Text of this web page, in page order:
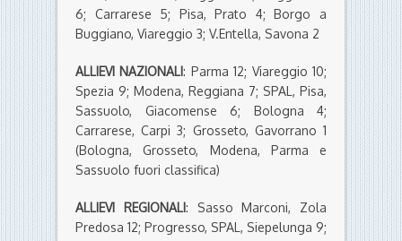
6; Carrarese 5; Pisa, Prato 4; Borgo a
Buggiano, Viareggio 3; V.Entella, Savona 2
ALLIEVI NAZIONALI: Parma 12; Viareggio 10;
Spezia 9; Modena, Reggiana 7; SPAL, Pisa,
Sassuolo, Giacomense 6; Bologna 4;
Carrarese, Carpi 3; Grosseto, Gavorrano 1
(Bologna, Grosseto, Modena, Parma e
Sassuolo fuori classifica)
ALLIEVI REGIONALI: Sasso Marconi, Zola
Predosa 12; Progresso, SPAL, Siepelunga 9;